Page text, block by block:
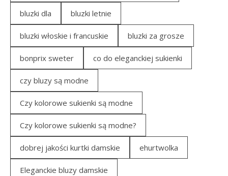
bluzki dla bluzki letnie
bluzki włoskie i francuskie bluzki za grosze
bonprix sweter co do eleganckiej sukienki
czy bluzy są modne
Czy kolorowe sukienki są modne
Czy kolorowe sukienki są modne?
dobrej jakości kurtki damskie ehurtwolka
Eleganckie bluzy damskie